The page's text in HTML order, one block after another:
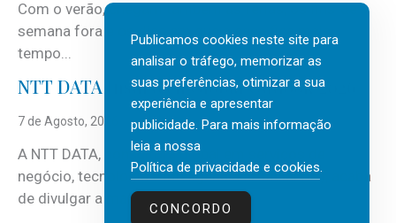
Com o verão, chegam também as férias, os fins-de-
semana fora e os dias em que a casa fica mais
tempo...
NTT DATA Insurtech Global Outlook 2026
7 de Agosto, 2026
A NTT DATA, consultora global em serviços de
negócio, tecnologia e inteligência artificial (IA), acaba
de divulgar a mais recente...
Publicamos cookies neste site para
analisar o tráfego, memorizar as
suas preferências, otimizar a sua
experiência e apresentar
publicidade. Para mais informação
leia a nossa
Política de privacidade e cookies.
CONCORDO